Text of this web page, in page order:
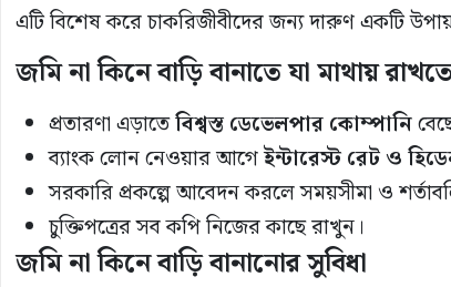
এটি বিশেষ করে চাকরিজীবীদের জন্য দারুণ একটি
জমি না কিনে বাড়ি বানাতে যা মাথায়
প্রতারণা এড়াতেবিশ্বস্ত ডেভেলপার কোম্পানি
ব্যাংক লোন নেওয়ার আগেইন্টারেস্ট রেট ও
সরকারি প্রকল্পে আবেদন করলে সময়সীমা ও
চুক্তিপত্রের সব কপি নিজের কাছে রাখুন।
জমি না কিনে বাড়ি বানানোর সুবিধা